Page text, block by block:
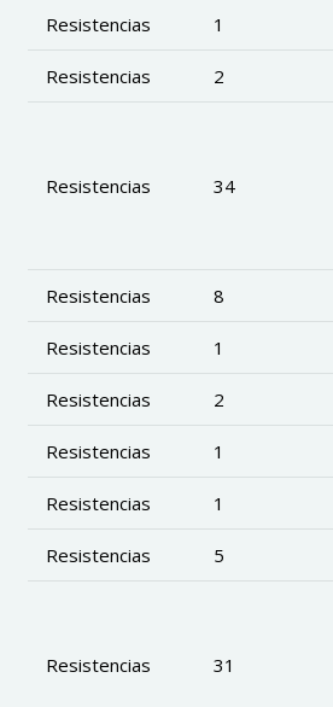
Resistencias 1
Resistencias 2
Resistencias 34
Resistencias 8
Resistencias 1
Resistencias 2
Resistencias 1
Resistencias 1
Resistencias 5
Resistencias 31